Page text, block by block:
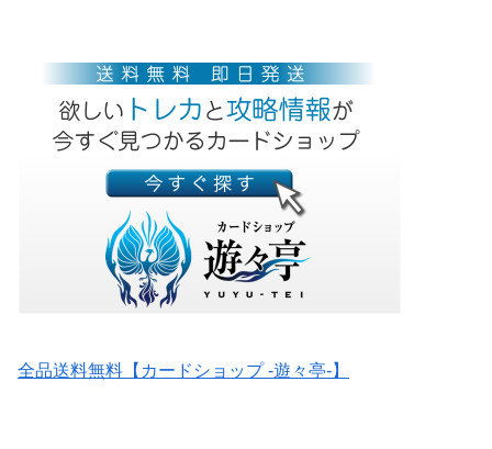
全品送料無料【カードショップ -遊々亭-】